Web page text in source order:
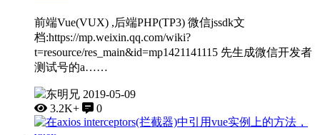
前端Vue(VUX) ,后端PHP(TP3) 微信jssdk文
档:https://mp.weixin.qq.com/wiki?
t=resource/res_main&id=mp1421141115 先生成微信开发者
测试号的a……
东明兄 2019-05-09
3.2K+
0